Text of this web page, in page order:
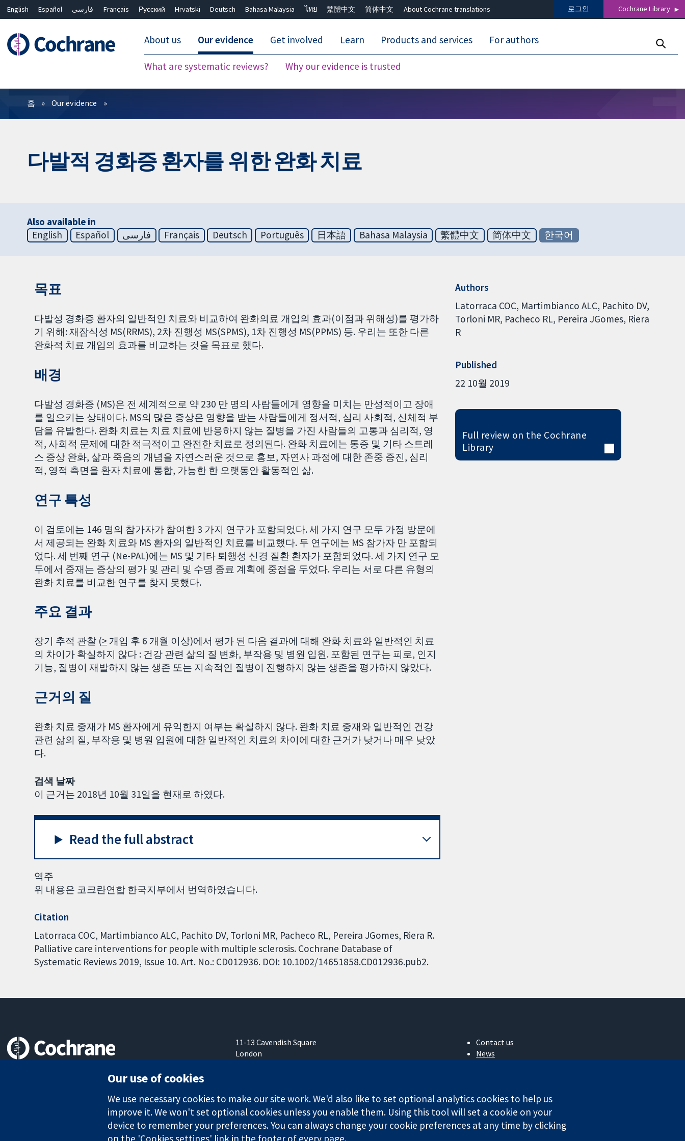
English Español فارسی Français Русский Hrvatski Deutsch Bahasa Malaysia ไทย 繁體中文 简体中文 About Cochrane translations 로그인 Cochrane Library
About us Our evidence
What are systematic reviews? Why our evidence is trusted
Get involved Learn Products and services For authors
필터
홈 Our evidence
다발적 경화증 환자를 위한 완화 치료
Also available in
English
Español فارسی Français Deutsch Português 日本語 Bahasa Malaysia 繁體中文 简体中文 한국어
목표
다발성 경화증 환자의 일반적인 치료와 비교하여 완화의료 개입의 효과(이점과 위해성)를 평가하
기 위해: 재잠식성 MS(RRMS), 2차 진행성 MS(SPMS), 1차 진행성 MS(PPMS) 등. 우리는 또한 다른
완화적 치료 개입의 효과를 비교하는 것을 목표로 했다.
배경
다발성 경화증 (MS)은 전 세계적으로 약 230 만 명의 사람들에게 영향을 미치는 만성적이고 장애
를 일으키는 상태이다. MS의 많은 증상은 영향을 받는 사람들에게 정서적, 심리 사회적, 신체적 부
담을 유발한다. 완화 치료는 치료 치료에 반응하지 않는 질병을 가진 사람들의 고통과 심리적, 영
적, 사회적 문제에 대한 적극적이고 완전한 치료로 정의된다. 완화 치료에는 통증 및 기타 스트레
스 증상 완화, 삶과 죽음의 개념을 자연스러운 것으로 홍보, 자연사 과정에 대한 존중 증진, 심리
적, 영적 측면을 환자 치료에 통합, 가능한 한 오랫동안 활동적인 삶.
연구 특성
이 검토에는 146 명의 참가자가 참여한 3 가지 연구가 포함되었다. 세 가지 연구 모두 가정 방문에
서 제공되는 완화 치료와 MS 환자의 일반적인 치료를 비교했다. 두 연구에는 MS 참가자 만 포함되
었다. 세 번째 연구 (Ne-PAL)에는 MS 및 기타 퇴행성 신경 질환 환자가 포함되었다. 세 가지 연구 모
두에서 중재는 증상의 평가 및 관리 및 수명 종료 계획에 중점을 두었다. 우리는 서로 다른 유형의
완화 치료를 비교한 연구를 찾지 못했다.
주요 결과
장기 추적 관찰 (> 개입 후 6 개월 이상)에서 평가 된 다음 결과에 대해 완화 치료와 일반적인 치료
의 차이가 확실하지 않다 : 건강 관련 삶의 질 변화, 부작용 및 병원 입원. 포함된 연구는 피로, 인지
기능, 질병이 재발하지 않는 생존 또는 지속적인 질병이 진행하지 않는 생존을 평가하지 않았다.
근거의 질
완화 치료 중재가 MS 환자에게 유익한지 여부는 확실하지 않다. 완화 치료 중재와 일반적인 건강
관련 삶의 질, 부작용 및 병원 입원에 대한 일반적인 치료의 차이에 대한 근거가 낮거나 매우 낮았
다.
검색 날짜
이 근거는 2018년 10월 31일을 현재로 하였다.
Read the full abstract
역주
위 내용은 코크란연합 한국지부에서 번역하였습니다.
Citation
Latorraca COC, Martimbianco ALC, Pachito DV, Torloni MR, Pacheco RL, Pereira JGomes, Riera R.
Palliative care interventions for people with multiple sclerosis. Cochrane Database of
Systematic Reviews 2019, Issue 10. Art. No.: CD012936. DOI: 10.1002/14651858.CD012936.pub2.
Authors
Latorraca COC Martimbianco ALC Pachito DV
Torloni MR Pacheco RL Pereira JGomes Riera
R
Published
22 10월 2019
Full review on the Cochrane
Library
11-13 Cavendish Square
London
Contact us
News
Cochrane Library
The Cochrane Collaboration is a charity (no. 1045921) and a company limited by guarantee (no. 03044323) registered in England & Wales. VAT registration number GB 718 2127 49.
Our use of cookies
We use necessary cookies to make our site work. We'd also like to set optional analytics cookies to help us
improve it. We won't set optional cookies unless you enable them. Using this tool will set a cookie on your
device to remember your preferences. You can always change your cookie preferences at any time by clicking
on the 'Cookies settings' link in the footer of every page.